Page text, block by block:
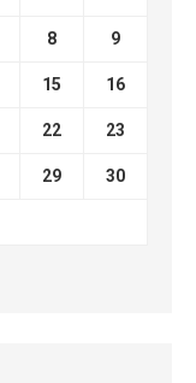
8 9
15 16
22 23
29 30